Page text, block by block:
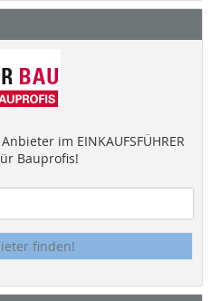
im EINKAUFSFÜHRER
Bauprofis!
finden!